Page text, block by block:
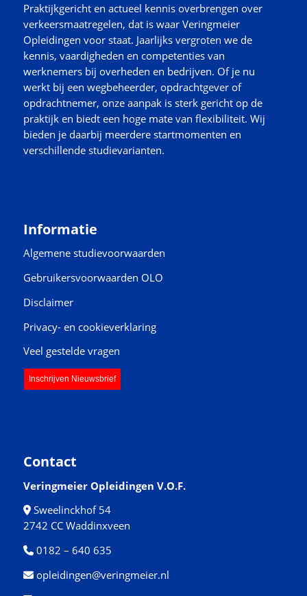
Praktijkgericht en actueel kennis overbrengen over
verkeersmaatregelen, dat is waar Veringmeier
Opleidingen voor staat. Jaarlijks vergroten we de
kennis, vaardigheden en competenties van
werknemers bij overheden en bedrijven. Of je nu
werkt bij een wegbeheerder, opdrachtgever of
opdrachtnemer, onze aanpak is sterk gericht op de
praktijk en biedt een hoge mate van flexibiliteit. Wij
bieden je daarbij meerdere startmomenten en
verschillende studievarianten.
Informatie
Algemene studievoorwaarden
Gebruikersvoorwaarden OLO
Disclaimer
Privacy- en cookieverklaring
Veel gestelde vragen
Inschrijven Nieuwsbrief
Contact
Veringmeier Opleidingen V.O.F.
Sweelinckhof 54
2742 CC Waddinxveen
0182 – 640 635
opleidingen@veringmeier.nl